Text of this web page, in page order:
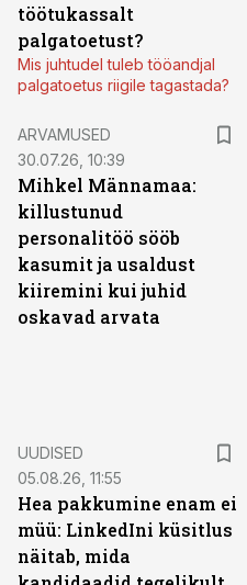
töötukassalt
palgatoetust?
Mis juhtudel tuleb tööandjal
palgatoetus riigile tagastada?
ARVAMUSED
30.07.26, 10:39
Mihkel Männamaa:
killustunud
personalitöö sööb
kasumit ja usaldust
kiiremini kui juhid
oskavad arvata
UUDISED
05.08.26, 11:55
Hea pakkumine enam ei
müü: LinkedIni küsitlus
näitab, mida